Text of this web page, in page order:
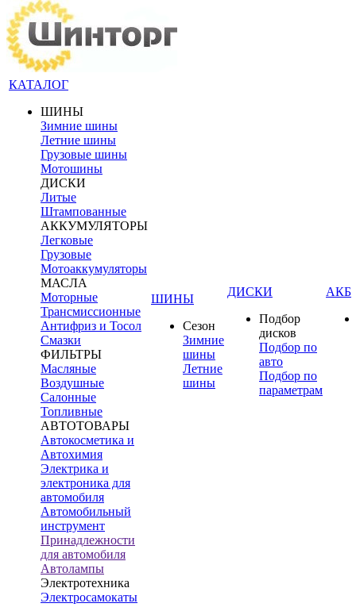
КАТАЛОГ
ШИНЫ
Зимние шины
Летние шины
Грузовые шины
Мотошины
ДИСКИ
Литые
Штампованные
АККУМУЛЯТОРЫ
Легковые
Грузовые
Мотоаккумуляторы
МАСЛА
Моторные
Трансмиссионные
Антифриз и Тосол
Смазки
ФИЛЬТРЫ
Масляные
Воздушные
Салонные
Топливные
АВТОТОВАРЫ
Автокосметика и
Автохимия
Электрика и
электроника для
автомобиля
Автомобильный
инструмент
Принадлежности
для автомобиля
Автолампы
Электротехника
Электросамокаты
ШИНЫ
Сезон
Зимние
шины
Летние
шины
ДИСКИ
Подбор
дисков
Подбор по
авто
Подбор по
параметрам
АКБ